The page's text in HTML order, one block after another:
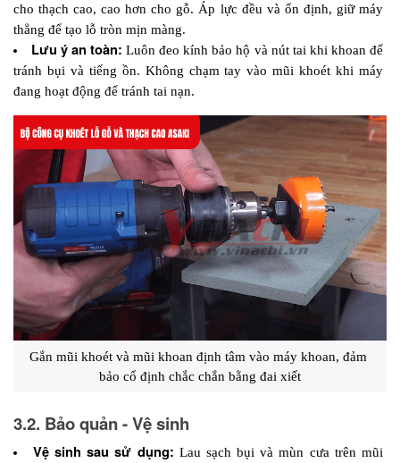
cho thạch cao, cao hơn cho gỗ. Áp lực đều và ổn định, giữ máy
thẳng để tạo lỗ tròn mịn màng.
Lưu ý an toàn: Luôn đeo kính bảo hộ và nút tai khi khoan để
tránh bụi và tiếng ồn. Không chạm tay vào mũi khoét khi máy
đang hoạt động để tránh tai nạn.
Gắn mũi khoét và mũi khoan định tâm vào máy khoan, đảm
bảo cố định chắc chắn bằng đai xiết
3.2. Bảo quản - Vệ sinh
Vệ sinh sau sử dụng: Lau sạch bụi và mùn cưa trên mũi